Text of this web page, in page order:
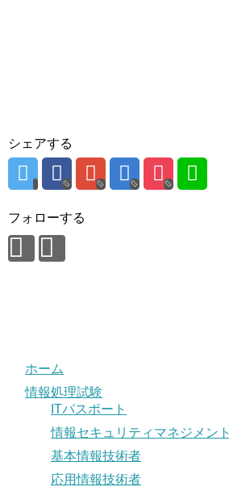
シェアする
フォローする
ホーム
情報処理試験
ITパスポート
情報セキュリティマネジメント
基本情報技術者
応用情報技術者